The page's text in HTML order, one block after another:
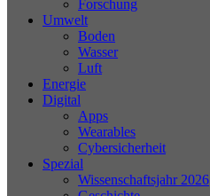
Forschung
Umwelt
Boden
Wasser
Luft
Energie
Digital
Apps
Wearables
Cybersicherheit
Spezial
Wissenschaftsjahr 2026